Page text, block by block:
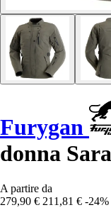
Furygan
donna
A partire da
279,90 € 211,81 € -24%